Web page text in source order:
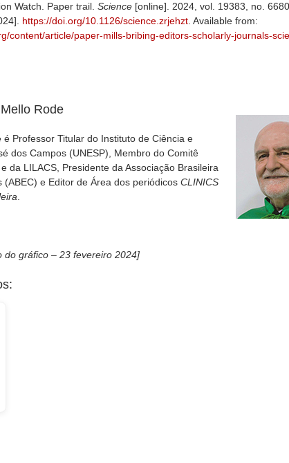
Watch. Paper trail. Science [online]. 2024, vol. 19383, no.
https://doi.org/10.1126/science.zrjehzt. Available from:
content/article/paper-mills-bribing-editors-scholarly-journals-
Rode
é Professor Titular do Instituto de Ciência e
dos Campos (UNESP), Membro do Comitê
da LILACS, Presidente da Associação Brasileira
(ABEC) e Editor de Área dos periódicos CLINICS
.
do gráfico – 23 fevereiro 2024]